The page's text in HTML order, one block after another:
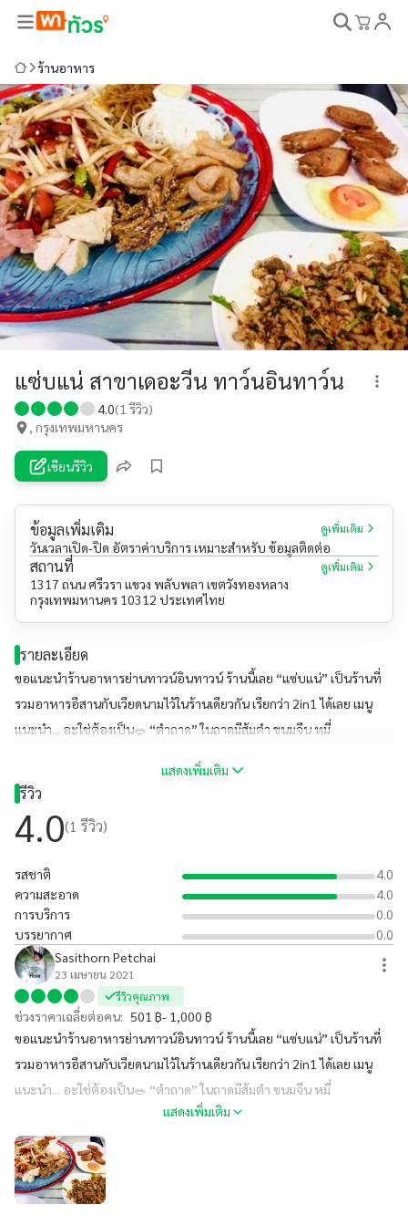
ร้านอาหาร
แซ่บแน่ สาขาเดอะวีน ทาว์นอินทาว์น
4.0(1 รีวิว)
, กรุงเทพมหานคร
เขียนรีวิว
ข้อมูลเพิ่มเติม ดูเพิ่มเติม
วันเวลาเปิด-ปิด อัตราค่าบริการ เหมาะสำหรับ ข้อมูลติดต่อ
สถานที่ ดูเพิ่มเติม
1317 ถนน ศรีวรา แขวง พลับพลา เขตวังทองหลาง
กรุงเทพมหานคร 10312 ประเทศไทย
รายละเอียด
ขอแนะนำร้านอาหารย่านทาวน์อินทาวน์ ร้านนี้เลย “แซ่บแน่” เป็นร้านที่
รวมอาหารอีสานกับเวียดนามไว้ในร้านเดียวกัน เรียกว่า 2in1 ได้เลย เมนู
แนะนำ... อะใช่ต้องเป็น🥗 “ตำถาด” ในถาดมีส้มตำ ขนมจีน หมี่
🥗 ราคาประมาณ 100-250 บาท ร้านนี้มีที่จอดรถ และจำหน่ายเครื่องดื่ม
ด้วย🍻 #ร้านนี้ซ้อหยีแนะนำ
แสดงเพิ่มเติม
รีวิว
4.0(1 รีวิว)
รสชาติ
4.0
ความสะอาด
4.0
การบริการ
0.0
บรรยากาศ
0.0
Sasithorn Petchai
23 เมษายน 2021
รีวิวคุณภาพ
ช่วงราคาเฉลี่ยต่อคน: 501 ฿- 1,000 ฿
ขอแนะนำร้านอาหารย่านทาวน์อินทาวน์ ร้านนี้เลย “แซ่บแน่” เป็นร้านที่
รวมอาหารอีสานกับเวียดนามไว้ในร้านเดียวกัน เรียกว่า 2in1 ได้เลย เมนู
แนะนำ... อะใช่ต้องเป็น🥗 “ตำถาด” ในถาดมีส้มตำ ขนมจีน หมี่
โคราช(อร่อย) ไข่ต้ม ปลากรอบ หมูยอ แคบหมูและแหนมสด (คุ้มแล้วแม่)
🥗 ราคาประมาณ 100-250 บาท ร้านนี้มีที่จอดรถ และจำหน่ายเครื่องดื่ม
ด้วย🍻 #ร้านนี้ซ้อหยีแนะนำ
แสดงเพิ่มเติม